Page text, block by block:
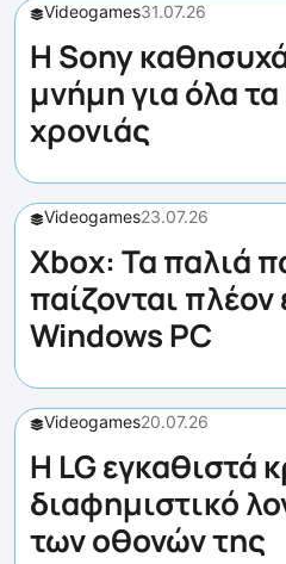
Videogames31.07.26
Η Sony
μνήμη για όλα
χρονιάς
Videogames23.07.26
Xbox: Τα παλιά
παίζονται
Windows PC
Videogames20.07.26
Η LG εγκαθιστά
διαφημιστικό
των οθονών της